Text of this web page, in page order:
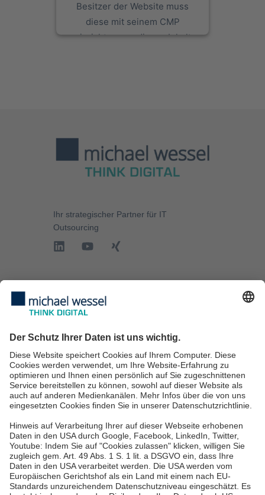
Besitzer der Website muss
diese mit seinem CMP
einrichten, um diesen Inhalt
Ihr strategischer Partner für IT
Outsourcing
IT-Services
IT-Beratung
IT Services für KMU
IT Service Desk
Über uns
Karriere